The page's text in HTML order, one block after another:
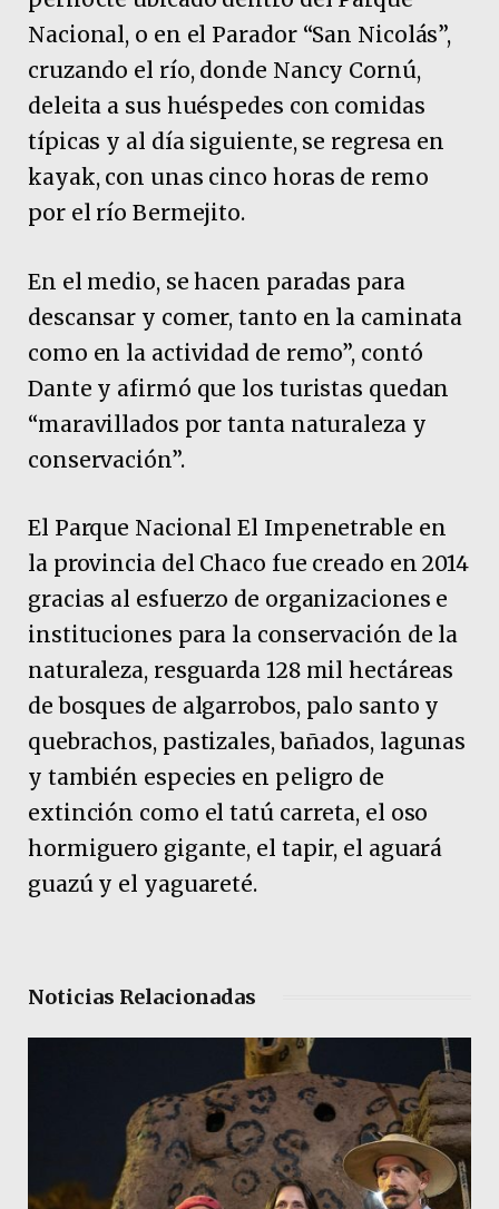
Nacional, o en el Parador “San Nicolás”,
cruzando el río, donde Nancy Cornú,
deleita a sus huéspedes con comidas
típicas y al día siguiente, se regresa en
kayak, con unas cinco horas de remo
por el río Bermejito.
En el medio, se hacen paradas para
descansar y comer, tanto en la caminata
como en la actividad de remo”, contó
Dante y afirmó que los turistas quedan
“maravillados por tanta naturaleza y
conservación”.
El Parque Nacional El Impenetrable en
la provincia del Chaco fue creado en 2014
gracias al esfuerzo de organizaciones e
instituciones para la conservación de la
naturaleza, resguarda 128 mil hectáreas
de bosques de algarrobos, palo santo y
quebrachos, pastizales, bañados, lagunas
y también especies en peligro de
extinción como el tatú carreta, el oso
hormiguero gigante, el tapir, el aguará
guazú y el yaguareté.
Noticias Relacionadas